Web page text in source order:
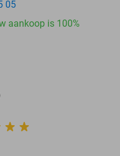
05
aankoop is 100%